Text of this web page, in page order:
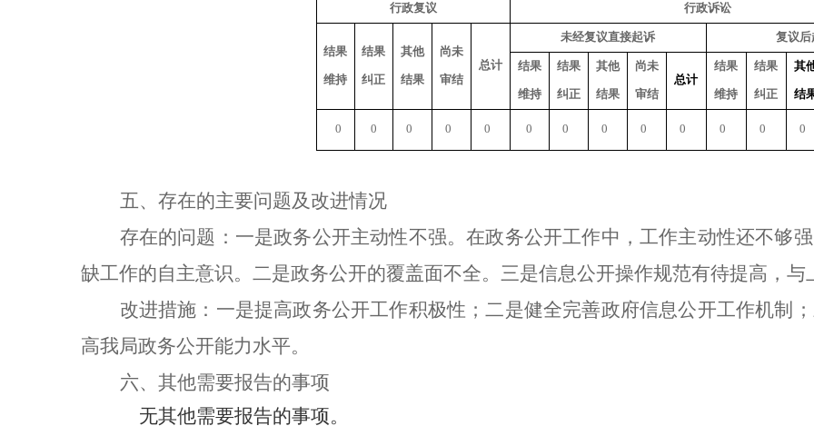
行政复议 行政诉讼
结果
维持
结果
纠正
其他
结果
尚未
审结
总计
未经复议直接起诉 复议后
结果
维持
结果
纠正
其他
结果
尚未
审结
总计
结果
维持
结果
纠正
其
结
0 0 0 0 0 0 0 0 0 0 0 0 0
五、存在的主要问题及改进情况
存在的问题：一是政务公开主动性不强。在政务公开工作中，工作主动性还不够
缺工作的自主意识。二是政务公开的覆盖面不全。三是信息公开操作规范有待提高，
改进措施：一是提高政务公开工作积极性；二是健全完善政府信息公开工作机制
高我局政务公开能力水平。
六、其他需要报告的事项
无其他需要报告的事项。